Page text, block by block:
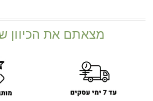
מצאתם את הכיוון